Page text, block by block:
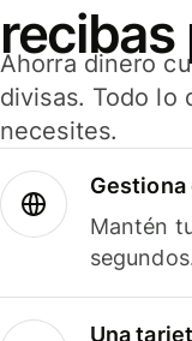
recibas
Ahorra dinero
divisas. Todo lo
necesites.
Gestiona
Mantén
Una